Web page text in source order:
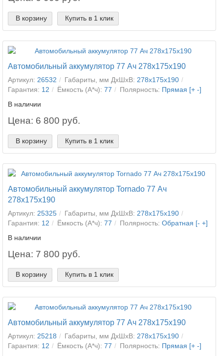
В корзину Купить в 1 клик
Автомобильный аккумулятор 77 Ач 278x175x190
Артикул: 26532 Габариты, мм ДхШхВ: 278x175x190
Гарантия: 12 Ёмкость (А*ч): 77 Полярность: Прямая [+ -]
В наличии
Цена: 6 800 руб.
В корзину Купить в 1 клик
Автомобильный аккумулятор Tornado 77 Ач
278x175x190
Артикул: 25325 Габариты, мм ДхШхВ: 278x175x190
Гарантия: 12 Ёмкость (А*ч): 77 Полярность: Обратная [- +]
В наличии
Цена: 7 800 руб.
В корзину Купить в 1 клик
Автомобильный аккумулятор 77 Ач 278x175x190
Артикул: 25218 Габариты, мм ДхШхВ: 278x175x190
Гарантия: 12 Ёмкость (А*ч): 77 Полярность: Прямая [+ -]